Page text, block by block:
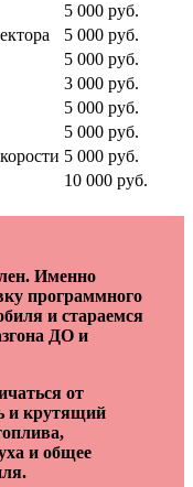
5 000 руб.
5 000 руб.
5 000 руб.
3 000 руб.
5 000 руб.
5 000 руб.
5 000 руб.
10 000 руб.
Именно
программного
и стараемся
ДО и
от
и крутящий
и общее